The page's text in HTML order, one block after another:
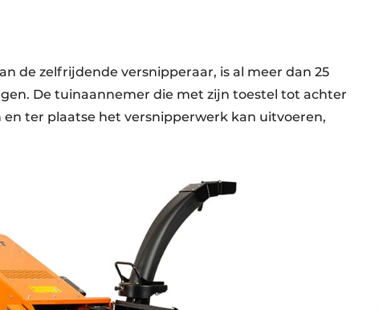
de zelfrijdende versnipperaar, is al meer dan 25
De tuinaannemer die met zijn toestel tot achter
ter plaatse het versnipperwerk kan uitvoeren,